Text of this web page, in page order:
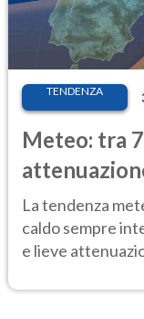
TENDENZA
Meteo: tra
rischio
La tendenza
caldo sempre
e lieve